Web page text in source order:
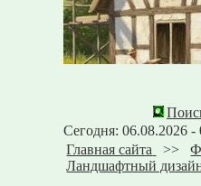
Сегодня: 06.08.2026 -
Главная сайта
>>
Ландшафтный